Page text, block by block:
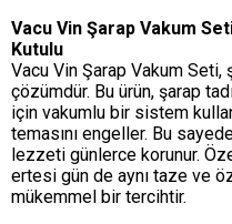
Vacu Vin Şarap Vakum
Kutulu
Vacu Vin Şarap Vakum
çözümdür. Bu ürün, şarap
için vakumlu bir sistem
temasını engeller. Bu
lezzeti günlerce korunur.
ertesi gün de aynı taze ve
mükemmel bir tercihtir.